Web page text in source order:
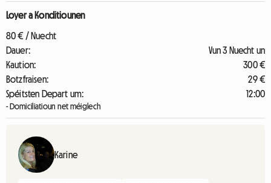
Loyer a Konditiounen
80 € / Nuecht
Dauer:
Vun 3 Nuecht un
Kaution:
300 €
Botzfraisen:
29 €
Spéitsten Depart um:
12:00
- Domiciliatioun net méiglech
Karine